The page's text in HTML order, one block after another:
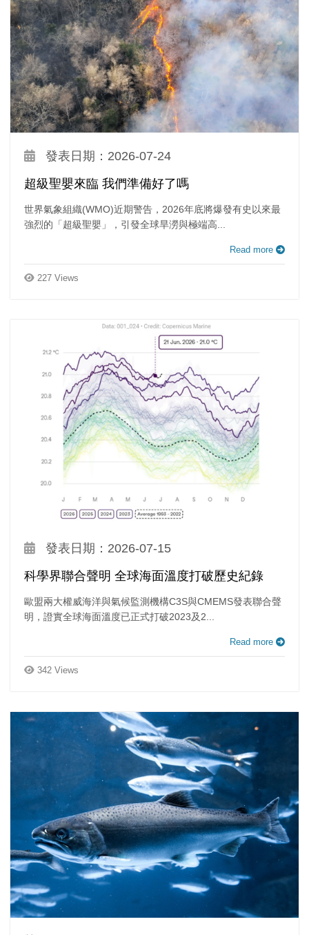
發表日期：2026-07-24
超級聖嬰來臨 我們準備好了嗎
世界氣象組織(WMO)近期警告，2026年底將爆發有史以來最
強烈的「超級聖嬰」，引發全球旱澇與極端高...
Read more
227 Views
發表日期：2026-07-15
科學界聯合聲明 全球海面溫度打破歷史紀錄
歐盟兩大權威海洋與氣候監測機構C3S與CMEMS發表聯合聲
明，證實全球海面溫度已正式打破2023及2...
Read more
342 Views